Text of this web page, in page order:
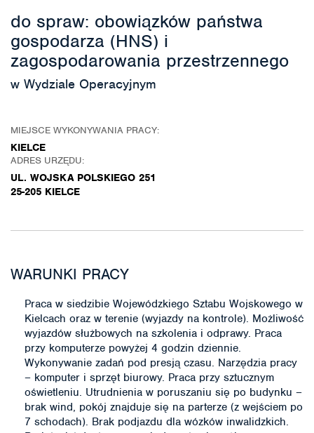
do spraw: obowiązków państwa
gospodarza (HNS) i
zagospodarowania przestrzennego
w Wydziale Operacyjnym
MIEJSCE WYKONYWANIA PRACY:
KIELCE
ADRES URZĘDU:
UL. WOJSKA POLSKIEGO 251
25-205 KIELCE
WARUNKI PRACY
Praca w siedzibie Wojewódzkiego Sztabu Wojskowego w
Kielcach oraz w terenie (wyjazdy na kontrole). Możliwość
wyjazdów służbowych na szkolenia i odprawy. Praca
przy komputerze powyżej 4 godzin dziennie.
Wykonywanie zadań pod presją czasu. Narzędzia pracy
– komputer i sprzęt biurowy. Praca przy sztucznym
oświetleniu. Utrudnienia w poruszaniu się po budynku –
brak wind, pokój znajduje się na parterze (z wejściem po
7 schodach). Brak podjazdu dla wózków inwalidzkich.